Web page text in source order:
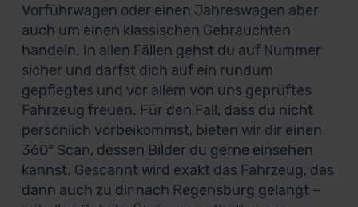
Vorführwagen oder einen Jahreswagen aber
auch um einen klassischen Gebrauchten
handeln. In allen Fällen gehst du auf Nummer
sicher und darfst dich auf ein rundum
gepflegtes und vor allem von uns geprüftes
Fahrzeug freuen. Für den Fall, dass du nicht
persönlich vorbeikommst, bieten wir dir einen
360° Scan, dessen Bilder du gerne einsehen
kannst. Gescannt wird exakt das Fahrzeug, das
dann auch zu dir nach Regensburg gelangt –